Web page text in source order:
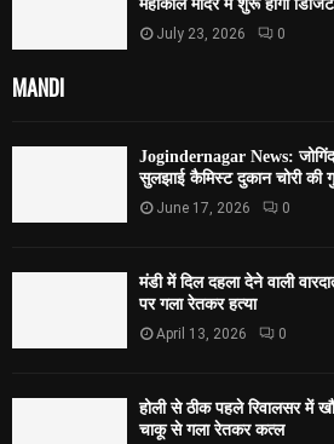
महाकाल मंदिर में शुरू होगी
July 23, 2026 0
MANDI
Jogindernagar News:
सुलझाई कैमिस्ट दुकान चोरी की
June 17, 2026 0
मंडी में दिल दहला देने वाली
पर गला रेतकर हत्या
April 13, 2026 0
होली से ठीक पहले रिवालसर में
चाकू से गला रेतकर कत्ल